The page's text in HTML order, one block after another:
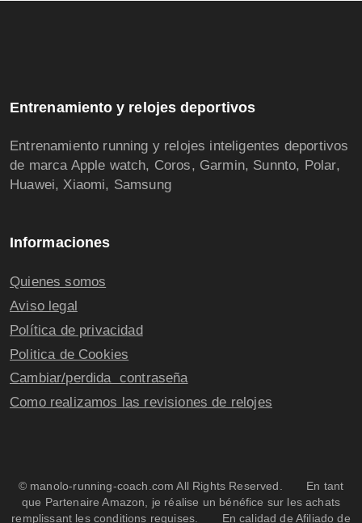
Entrenamiento y relojes deportivos
Entrenamiento running y relojes inteligentes deportivos
de marca Apple watch, Coros, Garmin, Sunnto, Polar,
Huawei, Xiaomi, Samsung
Informaciones
Quienes somos
Aviso legal
Política de privacidad
Politica de Cookies
Cambiar/perdida contraseña
Como realizamos las revisiones de relojes
© manolo-running-coach.com All Rights Reserved. En tant
que Partenaire Amazon, je réalise un bénéfice sur les achats
remplissant les conditions requises. En calidad de Afiliado de